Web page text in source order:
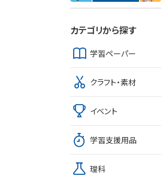
カテゴリから探す
学習ペーパー
クラフト・素材
イベント
学習支援用品
理科